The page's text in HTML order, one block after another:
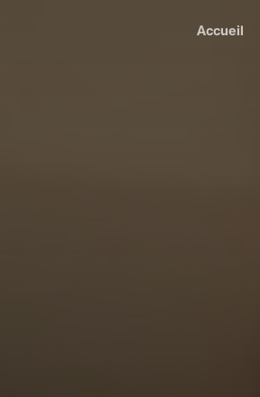
Accueil